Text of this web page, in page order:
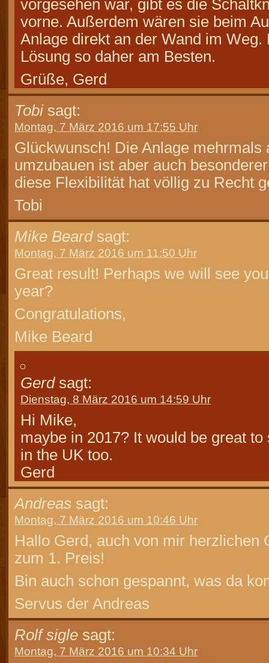
vorgesehen war, gibt es die
vorne. Außerdem wären sie beim
Anlage direkt an der Wand im Weg.
Lösung so daher am Besten.
Grüße, Gerd
Tobi sagt:
Montag, 7 März 2016 um 17:55 Uhr
Glückwunsch! Die Anlage mehrmals
umzubauen ist aber auch
diese Flexibilität hat völlig zu Recht
Tobi
Mike Beard sagt:
Montag, 7 März 2016 um 11:50 Uhr
Great result! Perhaps we will see
year?
Congratulations,
Mike Beard
Gerd sagt:
Dienstag, 8 März 2016 um 14:59 Uhr
Hi Mike,
maybe in 2017? It would be great to
in the UK too.
Gerd
Andreas sagt:
Montag, 7 März 2016 um 10:46 Uhr
Hallo Gerd, auch von mir herzlichen
zum 1. Preis!
Bin auch schon gespannt, was da
Servus der Andreas
Rolf sigle sagt:
Montag, 7 März 2016 um 10:34 Uhr